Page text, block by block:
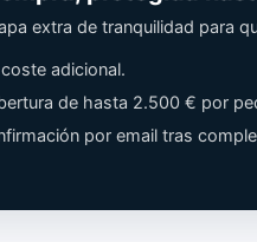
extra de tranquilidad para
coste adicional.
de hasta 2.500 € por
por email tras